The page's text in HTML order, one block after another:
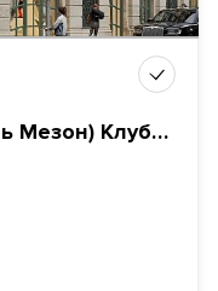
LA BELLE MAISON (Ла Белль Мезон) Клубный дом